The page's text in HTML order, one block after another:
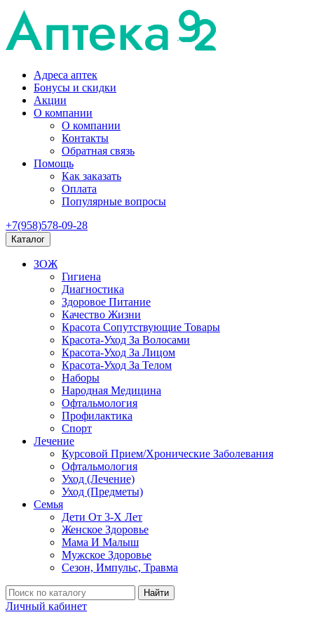
Адреса аптек
Бонусы и скидки
Акции
О компании
О компании
Контакты
Обратная связь
Помощь
Как заказать
Оплата
Популярные вопросы
+7(958)578-09-28
Каталог
ЗОЖ
Гигиена
Диагностика
Здоровое Питание
Качество Жизни
Красота Сопутствующие Товары
Красота-Уход За Волосами
Красота-Уход За Лицом
Красота-Уход За Телом
Наборы
Народная Медицина
Офтальмология
Профилактика
Спорт
Лечение
Курсовой Прием/Хронические Заболевания
Офтальмология
Уход (Лечение)
Уход (Предметы)
Семья
Дети От 3-Х Лет
Женское Здоровье
Мама И Малыш
Мужское Здоровье
Сезон, Импульс, Травма
Найти
Личный кабинет